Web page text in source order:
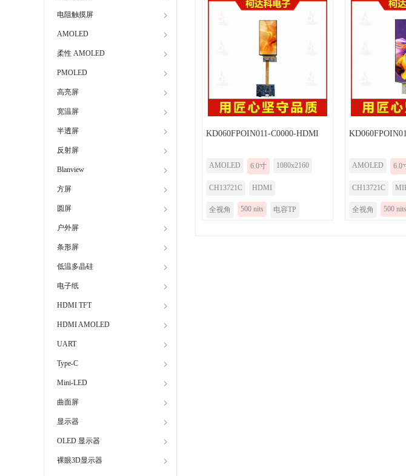
电阻触摸屏
AMOLED
柔性 AMOLED
PMOLED
高亮屏
宽温屏
半透屏
反射屏
Blanview
方屏
圆屏
户外屏
条形屏
低温多晶硅
电子纸
HDMI TFT
HDMI AMOLED
UART
Type-C
Mini-LED
曲面屏
显示器
OLED 显示器
裸眼3D显示器
KD060FPOIN011-C0000-HDMI
AMOLED 6.0寸 1080x2160
CH13721C HDMI
全视角 500 nits 电容TP
AMOLED 6.0
CH13721C
全视角 500 nits